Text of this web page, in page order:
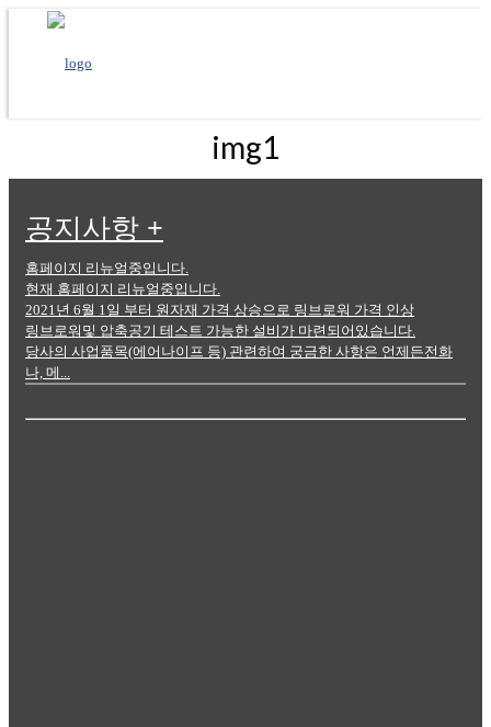
img1
공지사항 +
홈페이지 리뉴얼중입니다.
현재 홈페이지 리뉴얼중입니다.
2021년 6월 1일 부터 원자재 가격 상승으로 링브로워 가격 인상
링브로워및 압축공기 테스트 가능한 설비가 마련되어있습니다.
당사의 사업품목(에어나이프 등) 관련하여 궁금한 사항은 언제든전화
나, 메...